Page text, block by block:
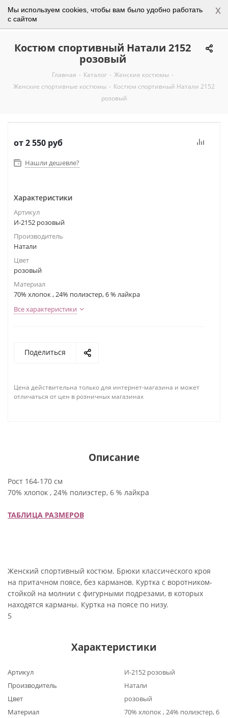
Мы используем cookies, чтобы вам было удобно работать
с сайтом
x
0
Костюм спортивный Натали 2152
розовый
Главная - Каталог - Женские костюмы -
Женские спортивные костюмы - Костюм спортивный Натали 2152
розовый
от2 550 руб
Нашли дешевле?
Характеристики
Артикул
И-2152 розовый
Производитель
Натали
Цвет
розовый
Материал
70% хлопок , 24% полиэстер, 6 % лайкра
Все характеристики
Поделиться
Цена действительна только для интернет-магазина и может
отличаться от цен в розничных магазинах
Описание
Рост 164-170 см
70% хлопок , 24% полиэстер, 6 % лайкра
ТАБЛИЦА РАЗМЕРОВ
Женский спортивный костюм. Брюки классического кроя
на притачном поясе, без карманов. Куртка с воротником-
стойкой на молнии с фигурными подрезами, в которых
находятся карманы. Куртка на поясе по низу.
5
Характеристики
Артикул
И-2152 розовый
Производитель
Натали
Цвет
розовый
Материал
70% хлопок , 24% полиэстер, 6